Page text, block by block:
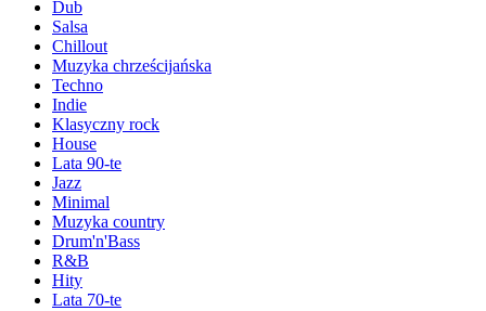
Dub
Salsa
Chillout
Muzyka chrześcijańska
Techno
Indie
Klasyczny rock
House
Lata 90-te
Jazz
Minimal
Muzyka country
Drum'n'Bass
R&B
Hity
Lata 70-te